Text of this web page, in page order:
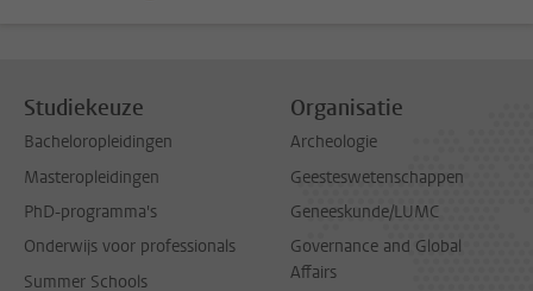
Studiekeuze
Bacheloropleidingen
Masteropleidingen
PhD-programma's
Onderwijs voor professionals
Summer Schools
Organisatie
Archeologie
Geesteswetenschappen
Geneeskunde/LUMC
Governance and Global
Affairs